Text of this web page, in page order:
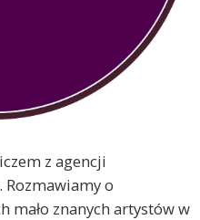
z agencji
o
mało znanych artystów w